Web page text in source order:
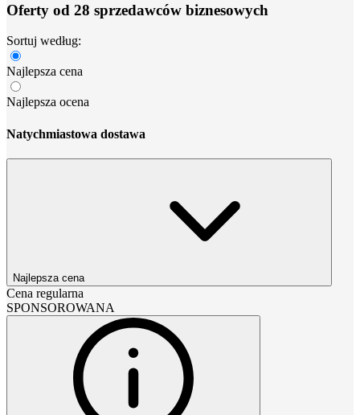
Oferty od 28 sprzedawców biznesowych
Sortuj według:
Najlepsza cena
Najlepsza ocena
Natychmiastowa dostawa
Najlepsza cena
Cena regularna
SPONSOROWANA